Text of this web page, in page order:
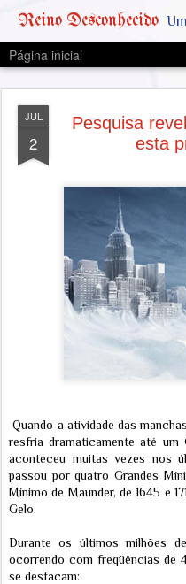
Reino Desconhecido Um site para quem é
Página inicial
JUL
2
Pesquisa
esta
Quando a atividade das
resfria dramaticamente até um
aconteceu muitas vezes nos
passou por quatro Grandes
Mínimo de Maunder, de 1645 e
Gelo.
Durante os últimos milhões
ocorrendo com freqüências de
se destacam: